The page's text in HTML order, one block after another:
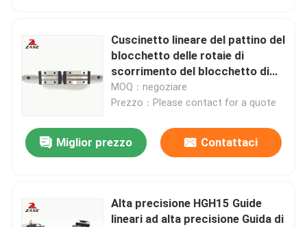
Cuscinetto lineare del pattino del
blocchetto delle rotaie di
scorrimento del blocchetto di
guida di CNC HGH20 HGH25
HGH30
MOQ：negoziare
Prezzo：Please contact for a quote
Miglior prezzo Contattaci
Alta precisione HGH15 Guide
lineari ad alta precisione Guida di